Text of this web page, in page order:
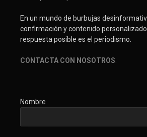
En un mundo de burbujas
confirmación y contenido
respuesta posible es el periodismo.
CONTACTA CON NOSOTROS
Nombre